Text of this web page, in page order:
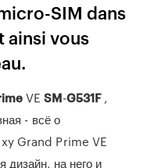
SIM dans
ainsi vous
VESM-G531F,
- всё о
Grand Prime VE
дизайн, на него и